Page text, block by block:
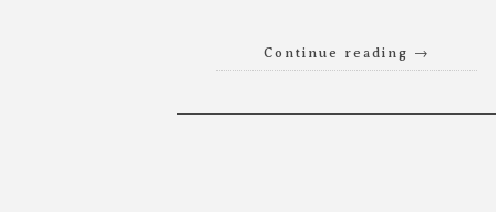
Continue reading →